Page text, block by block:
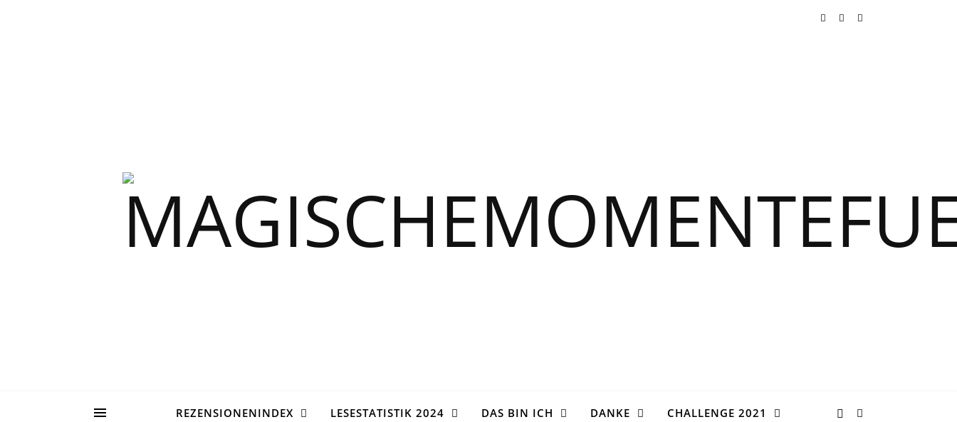
REZENSIONENINDEX LESESTATISTIK 2024 DAS BIN ICH DANKE CHALLENGE 2021